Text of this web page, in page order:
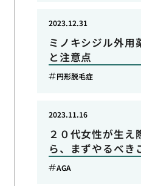
ミノキシジル外用
と注意点
2023.12.31
円形脱毛症
２０代女性が生え
ら、まずやるべき
2023.11.16
AGA